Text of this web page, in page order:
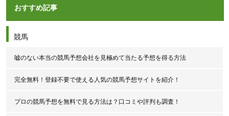
おすすめ記事
競馬
嘘のない本当の競馬予想会社を見極めて当たる予想を得る方法
完全無料！登録不要で使える人気の競馬予想サイトを紹介！
プロの競馬予想を無料で見る方法は？口コミや評判も調査！